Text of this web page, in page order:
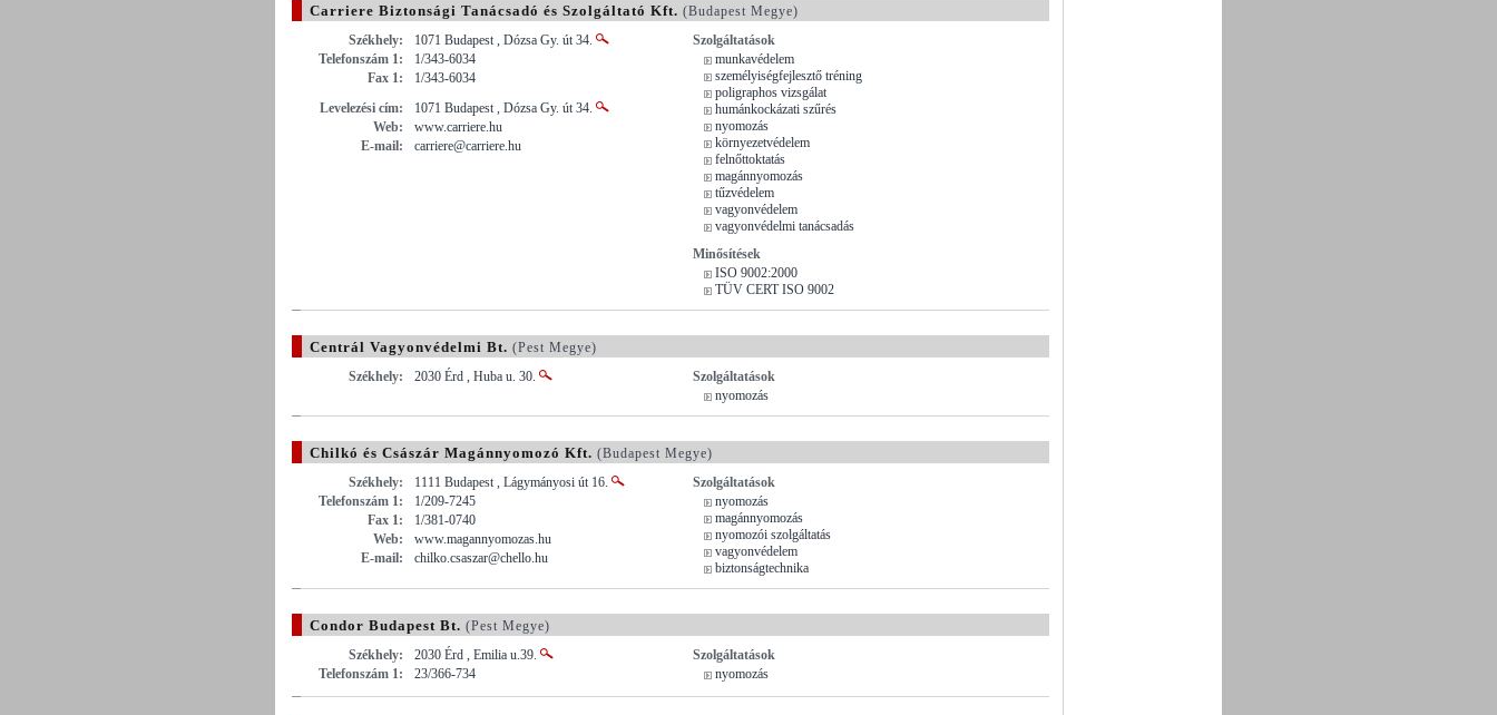
Carriere Biztonsági Tanácsadó és Szolgáltató Kft. (Budapest Megye)
Székhely:
1071 Budapest , Dózsa Gy. út 34.
Telefonszám 1:
1/343-6034
Fax 1:
1/343-6034
Levelezési cím:
1071 Budapest , Dózsa Gy. út 34.
Web:
www.carriere.hu
E-mail:
carriere@carriere.hu
Szolgáltatások
munkavédelem
személyiségfejlesztő tréning
poligraphos vizsgálat
humánkockázati szűrés
nyomozás
környezetvédelem
felnőttoktatás
magánnyomozás
tűzvédelem
vagyonvédelem
vagyonvédelmi tanácsadás
Minősítések
ISO 9002:2000
TÜV CERT ISO 9002
Centrál Vagyonvédelmi Bt. (Pest Megye)
Székhely:
2030 Érd , Huba u. 30.
Szolgáltatások
nyomozás
Chilkó és Császár Magánnyomozó Kft. (Budapest Megye)
Székhely:
1111 Budapest , Lágymányosi út 16.
Telefonszám 1:
1/209-7245
Fax 1:
1/381-0740
Web:
www.magannyomozas.hu
E-mail:
chilko.csaszar@chello.hu
Szolgáltatások
nyomozás
magánnyomozás
nyomozói szolgáltatás
vagyonvédelem
biztonságtechnika
Condor Budapest Bt. (Pest Megye)
Székhely:
2030 Érd , Emilia u.39.
Telefonszám 1:
23/366-734
Szolgáltatások
nyomozás